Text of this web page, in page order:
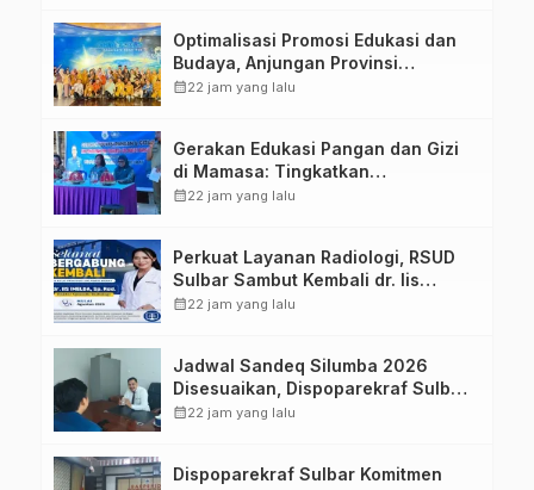
Optimalisasi Promosi Edukasi dan
Budaya, Anjungan Provinsi
Sulawesi Barat Perkuat Kolaborasi
calendar_month22 jam yang lalu
Gerakan Edukasi Pangan dan Gizi
di Mamasa: Tingkatkan
Pengetahuan dan Keterampilan
calendar_month22 jam yang lalu
Perkuat Layanan Radiologi, RSUD
Sulbar Sambut Kembali dr. Iis
Imelda, Sp.Rad
calendar_month22 jam yang lalu
Jadwal Sandeq Silumba 2026
Disesuaikan, Dispoparekraf Sulbar
Pastikan Persiapan Tetap
calendar_month22 jam yang lalu
Dispoparekraf Sulbar Komitmen